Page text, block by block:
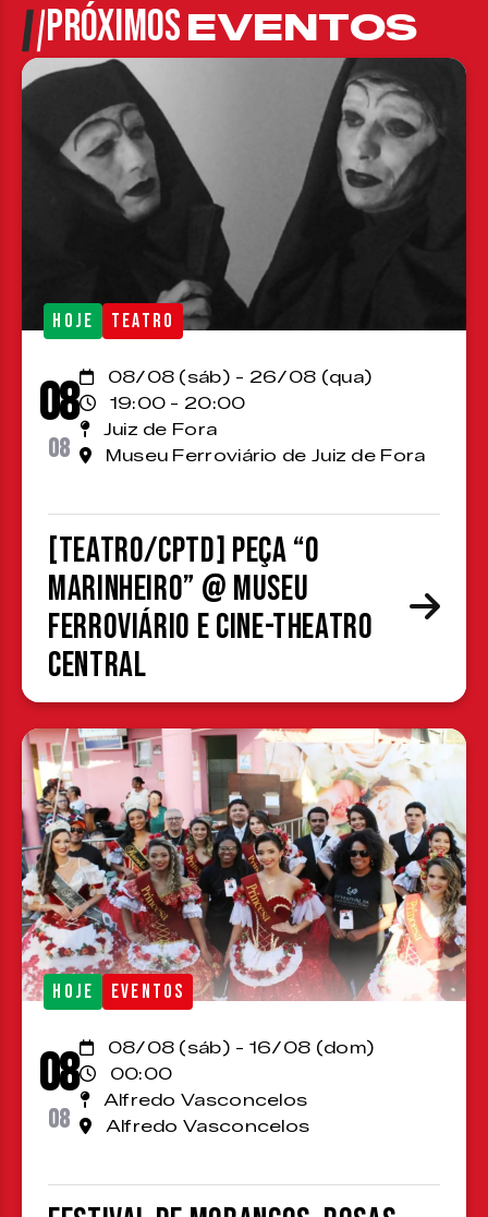
PRÓXIMOSEVENTOS
HOJE TEATRO
08
08
08/08 (sáb) - 26/08 (qua)
19:00 - 20:00
Juiz de Fora
Museu Ferroviário de Juiz de Fora
[TEATRO/CPTD] Peça “O
Marinheiro” @ Museu
Ferroviário e Cine-Theatro
Central
HOJE EVENTOS
08
08
08/08 (sáb) - 16/08 (dom)
00:00
Alfredo Vasconcelos
Alfredo Vasconcelos